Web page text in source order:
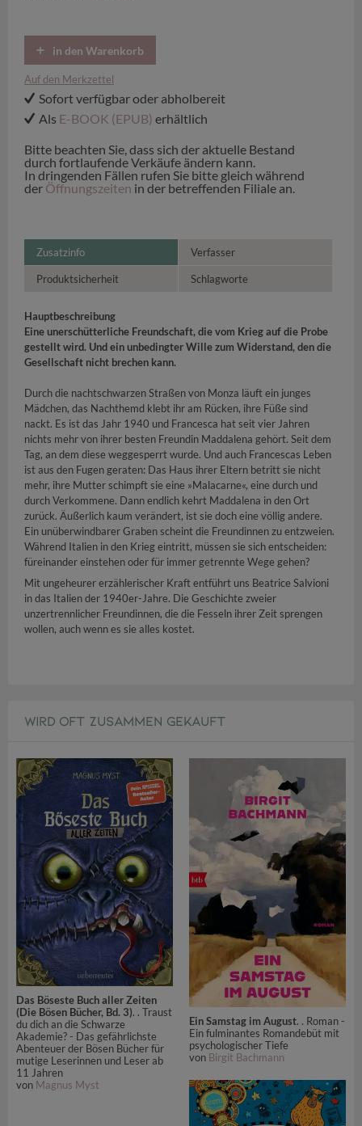
in den Warenkorb
Auf den Merkzettel
Sofort verfügbar oder abholbereit
Als E-BOOK (EPUB) erhältlich
Bitte beachten Sie, dass sich der aktuelle Bestand
durch fortlaufende Verkäufe ändern kann.
In dringenden Fällen rufen Sie bitte gleich während
der Öffnungszeiten in der betreffenden Filiale an.
Zusatzinfo Verfasser
Produktsicherheit Schlagworte
Hauptbeschreibung
Eine unerschütterliche Freundschaft, die vom Krieg auf die Probe
gestellt wird. Und ein unbedingter Wille zum Widerstand, den die
Gesellschaft nicht brechen kann.
Durch die nachtschwarzen Straßen von Monza läuft ein junges
Mädchen, das Nachthemd klebt ihr am Rücken, ihre Füße sind
nackt. Es ist das Jahr 1940 und Francesca hat seit vier Jahren
nichts mehr von ihrer besten Freundin Maddalena gehört. Seit dem
Tag, an dem diese weggesperrt wurde. Und auch Francescas Leben
ist aus den Fugen geraten: Das Haus ihrer Eltern betritt sie nicht
mehr, ihre Mutter schimpft sie eine »Malacarne«, eine durch und
durch Verkommene. Dann endlich kehrt Maddalena in den Ort
zurück. Äußerlich kaum verändert, ist sie doch eine völlig andere.
Ein unüberwindbarer Graben scheint die Freundinnen zu entzweien.
Während Italien in den Krieg eintritt, müssen sie sich entscheiden:
füreinander einstehen oder für immer getrennte Wege gehen?
Mit ungeheurer erzählerischer Kraft entführt uns Beatrice Salvioni
in das Italien der 1940er-Jahre. Die Geschichte zweier
unzertrennlicher Freundinnen, die die Fesseln ihrer Zeit sprengen
wollen, auch wenn es sie alles kostet.
WIRD OFT ZUSAMMEN GEKAUFT
Das Böseste Buch aller Zeiten
(Die Bösen Bücher, Bd. 3). . Traust
du dich an die Schwarze
Akademie? - Das gefährlichste
Abenteuer der Bösen Bücher für
mutige Leserinnen und Leser ab
11 Jahren
von Magnus Myst
Ein Samstag im August. . Roman -
Ein fulminantes Romandebüt mit
psychologischer Tiefe
von Birgit Bachmann